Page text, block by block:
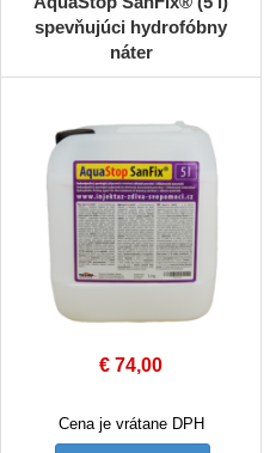
spevňujúci hydrofóbny
náter
€ 74,00
Cena je vrátane DPH